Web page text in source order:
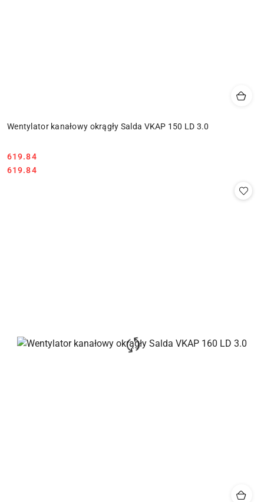
Wentylator kanałowy okrągły Salda VKAP 150 LD 3.0
Cena:
619.84
Cena:
619.84